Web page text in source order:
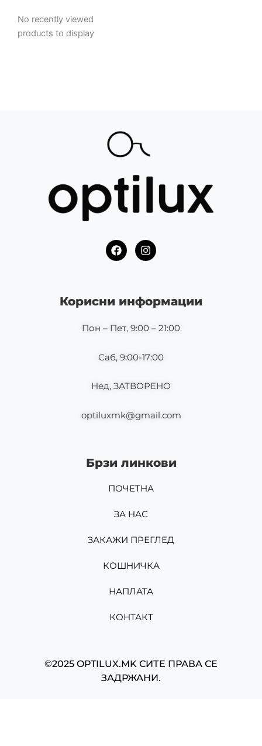
No recently viewed
products to display
F
a
o
o
I
n
g
r
m
Корисни информации
Пон – Пет, 9:00 – 21:00
Саб, 9:00-17:00
Нед, ЗАТВОРЕНО
optiluxmk@gmail.com
Брзи линкови
ПОЧЕТНА
ЗА НАС
ЗАКАЖИ ПРЕГЛЕД
КОШНИЧКА
НАПЛАТА
КОНТАКТ
©2025 OPTILUX.MK СИТЕ ПРАВА СЕ
ЗАДРЖАНИ.